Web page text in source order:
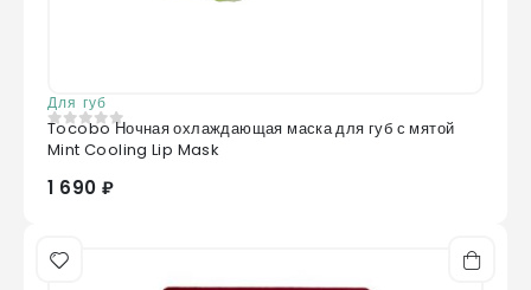
Для губ
0 из 5
Tocobo Ночная охлаждающая маска для губ с мятой
Mint Cooling Lip Mask
1 690 ₽